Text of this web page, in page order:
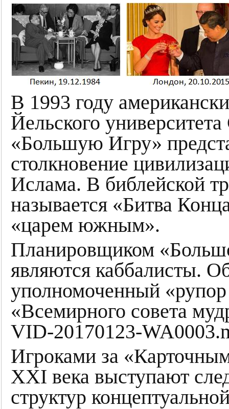
В 1993 году
Йельского
«Большую Игру»
столкновение
Ислама. В библейской
называется «Битва
«царем южным».
Планировщиком
являются каббалисты.
уполномоченный «рупор
«Всемирного совета
VID-20170123-
Игроками за
XXI века выступают
структур